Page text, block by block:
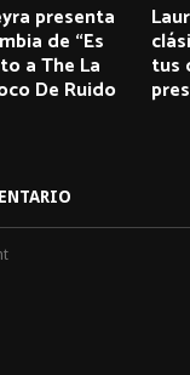
presenta
de “Es
a The La
De Ruido
tus